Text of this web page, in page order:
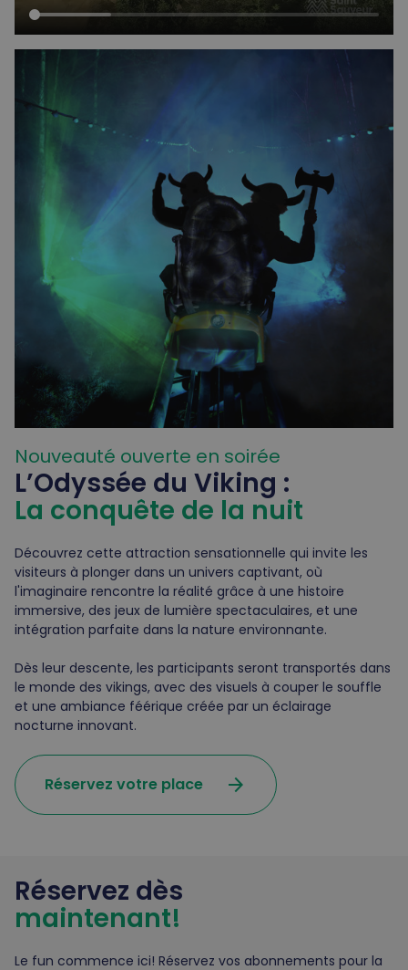
Nouveauté ouverte en soirée
L’Odyssée du Viking :
La conquête de la nuit
Découvrez cette attraction sensationnelle qui invite les
visiteurs à plonger dans un univers captivant, où
l'imaginaire rencontre la réalité grâce à une histoire
immersive, des jeux de lumière spectaculaires, et une
intégration parfaite dans la nature environnante.
Dès leur descente, les participants seront transportés dans
le monde des vikings, avec des visuels à couper le souffle
et une ambiance féérique créée par un éclairage
nocturne innovant.
Réservez votre place arrow_forward
Réservez dès
maintenant!
Le fun commence ici! Réservez vos abonnements pour la